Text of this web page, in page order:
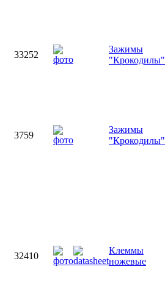
33252
Зажимы
"Крокодилы"
3759
Зажимы
"Крокодилы"
32410
Клеммы
ножевые